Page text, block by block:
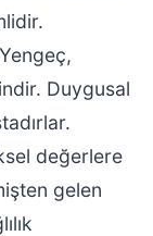
Duygusal
değerlere
gelen